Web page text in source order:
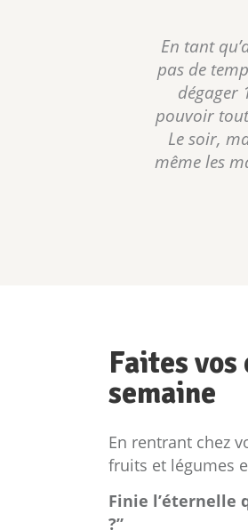
En tant
pas de
dégager
pouvoir
Le soir,
même les
Faites
semaine
En rentrant chez
fruits et légumes
Finie l’éternelle
?”